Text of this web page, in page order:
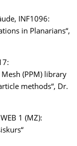
INF1096:
in Planarians“,
(PPM) library
methods“, Dr.
1 (MZ):